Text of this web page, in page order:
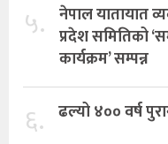
५. नेपाल यातायात
प्रदेश समितिको
कार्यक्रम’ सम्पन्न
६. ढल्यो ४०० वर्ष